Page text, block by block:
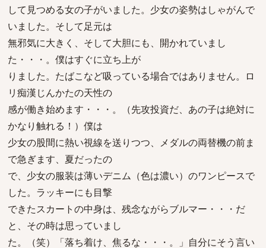
して見つめる女の子がいました。少女の姿勢はしゃがんで
いました。そして足元は
無邪気に大きく、そして大胆にも、開かれていまし
た・・・。僕はすぐに立ち上が
りました。たばこなど吸っている場合ではありません。ロ
リ痴漢じんかたの天性の
感が働き始めます・・・。（先攻投資だ、あの子は絶対に
かなり触れる！）僕は
少女の股間に熱い視線を送りつつ、メダルの両替機の前ま
で急ぎます、夏だったの
で、少女の服装は薄いデニム（色は濃い）のワンピースで
した。ラッキーにも目撃
できたスカートの中身は、残念ながらブルマー・・・だ
と、その時は思っていまし
た。（笑）「落ち着け、焦るな・・・。」自分にそう言い